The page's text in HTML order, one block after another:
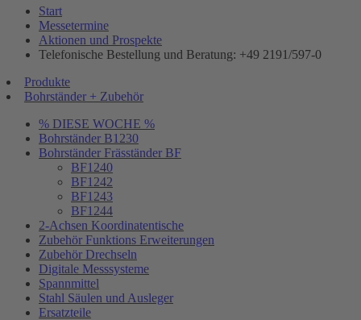
Start
Messetermine
Aktionen und Prospekte
Telefonische Bestellung und Beratung: +49 2191/597-0
Produkte
Bohrständer + Zubehör
% DIESE WOCHE %
Bohrständer B1230
Bohrständer Fräsständer BF
BF1240
BF1242
BF1243
BF1244
2-Achsen Koordinatentische
Zubehör Funktions Erweiterungen
Zubehör Drechseln
Digitale Messsysteme
Spannmittel
Stahl Säulen und Ausleger
Ersatzteile